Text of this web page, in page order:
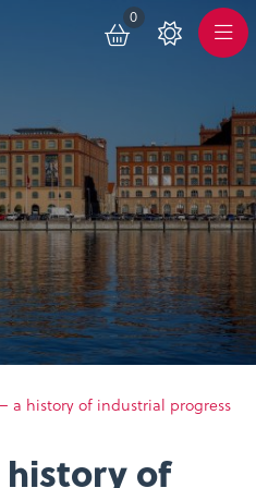
Varukorg
0 Toggle
Color
Scheme
Meny
a history of industrial progress
history of